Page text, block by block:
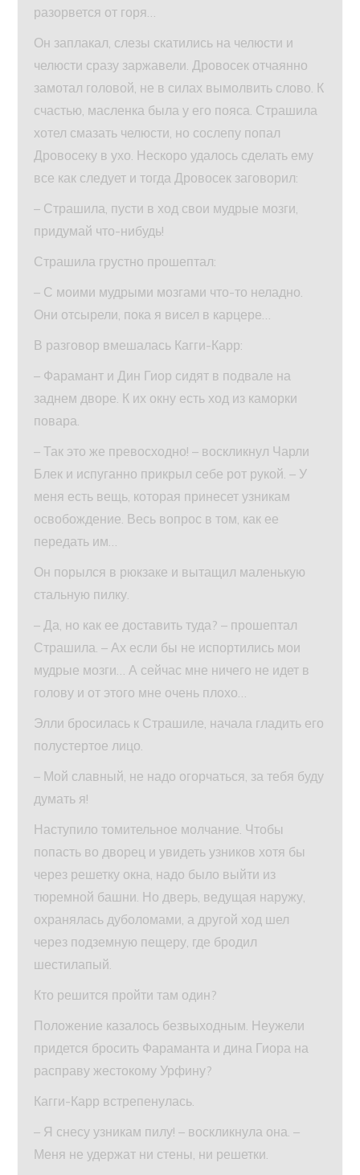
разорвется от горя…
Он заплакал, слезы скатились на челюсти и
челюсти сразу заржавели. Дровосек отчаянно
замотал головой, не в силах вымолвить слово. К
счастью, масленка была у его пояса. Страшила
хотел смазать челюсти, но сослепу попал
Дровосеку в ухо. Нескоро удалось сделать ему
все как следует и тогда Дровосек заговорил:
– Страшила, пусти в ход свои мудрые мозги,
придумай что-нибудь!
Страшила грустно прошептал:
– С моими мудрыми мозгами что-то неладно.
Они отсырели, пока я висел в карцере…
В разговор вмешалась Кагги-Карр:
– Фарамант и Дин Гиор сидят в подвале на
заднем дворе. К их окну есть ход из каморки
повара.
– Так это же превосходно! – воскликнул Чарли
Блек и испуганно прикрыл себе рот рукой. – У
меня есть вещь, которая принесет узникам
освобождение. Весь вопрос в том, как ее
передать им…
Он порылся в рюкзаке и вытащил маленькую
стальную пилку.
– Да, но как ее доставить туда? – прошептал
Страшила. – Ах если бы не испортились мои
мудрые мозги… А сейчас мне ничего не идет в
голову и от этого мне очень плохо…
Элли бросилась к Страшиле, начала гладить его
полустертое лицо.
– Мой славный, не надо огорчаться, за тебя буду
думать я!
Наступило томительное молчание. Чтобы
попасть во дворец и увидеть узников хотя бы
через решетку окна, надо было выйти из
тюремной башни. Но дверь, ведущая наружу,
охранялась дуболомами, а другой ход шел
через подземную пещеру, где бродил
шестилапый.
Кто решится пройти там один?
Положение казалось безвыходным. Неужели
придется бросить Фараманта и дина Гиора на
расправу жестокому Урфину?
Кагги-Карр встрепенулась.
– Я снесу узникам пилу! – воскликнула она. –
Меня не удержат ни стены, ни решетки.